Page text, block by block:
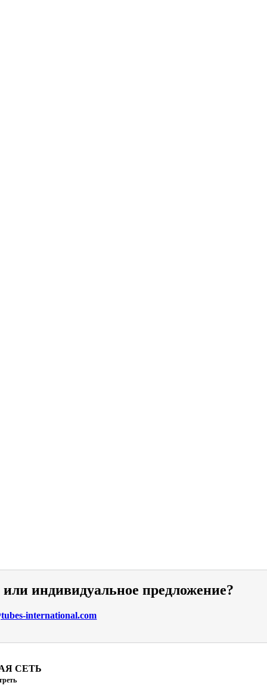
индивидуальное предложение?
international.com
СЕТЬ